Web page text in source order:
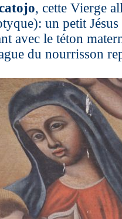
, cette Vierge
un petit
avec le téton
du nourrisson